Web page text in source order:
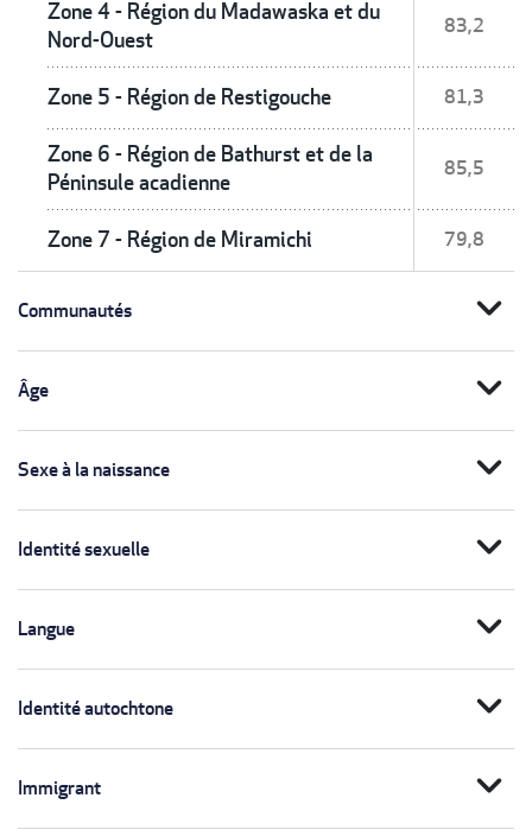
Zone 4 - Région du Madawaska et du
Nord-Ouest
83,2
Zone 5 - Région de Restigouche 81,3
Zone 6 - Région de Bathurst et de la
Péninsule acadienne
85,5
Zone 7 - Région de Miramichi 79,8
Communautés expand_more
Âge expand_more
Sexe à la naissance expand_more
Identité sexuelle expand_more
Langue expand_more
Identité autochtone expand_more
Immigrant expand_more